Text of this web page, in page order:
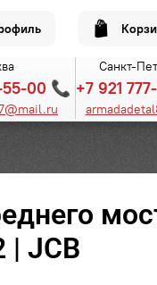
Санкт-
55-00 📞 +7 921
| JCB